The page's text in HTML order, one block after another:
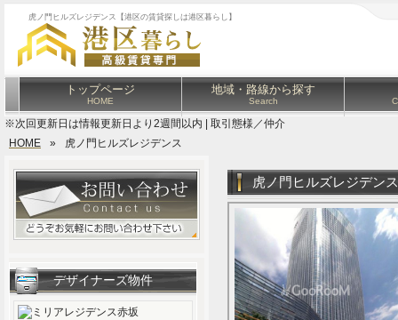
虎ノ門ヒルズレジデンス【港区の賃貸探しは港区暮らし】
トップページ
HOME
地域・路線から探す
Search
※次回更新日は情報更新日より2週間以内 | 取引態様／仲介
HOME
» 虎ノ門ヒルズレジデンス
虎ノ門ヒルズレジデンス
デザイナーズ物件